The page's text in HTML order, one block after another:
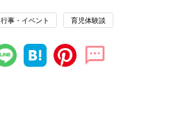
行事・イベント 育児体験談